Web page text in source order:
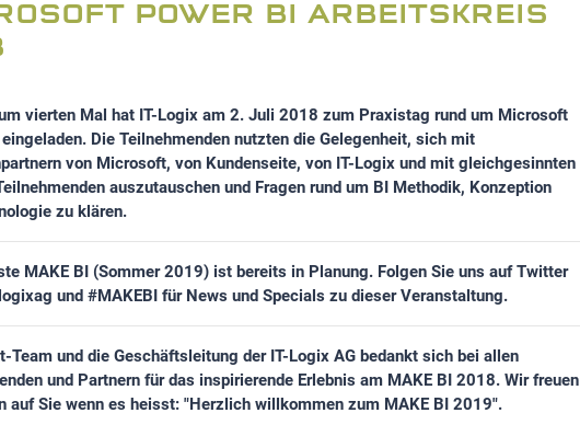
POWER BI ARBEITSKREIS
vierten Mal hat IT-Logix am 2. Juli 2018 zum Praxistag rund um Microsoft
Die Teilnehmenden nutzten die Gelegenheit, sich mit
von Microsoft, von Kundenseite, von IT-Logix und mit gleichgesinnten
auszutauschen und Fragen rund um BI Methodik, Konzeption
zu klären.
MAKE BI (Sommer 2019) ist bereits in Planung. Folgen Sie uns auf Twitter
und #MAKEBI für News und Specials zu dieser Veranstaltung.
Team und die Geschäftsleitung der IT-Logix AG bedankt sich bei allen
und Partnern für das inspirierende Erlebnis am MAKE BI 2018. Wir freuen
auf Sie wenn es heisst: "Herzlich willkommen zum MAKE BI 2019".